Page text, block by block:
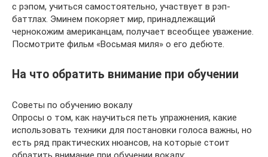
с рэпом, учиться самостоятельно, участвует в рэп-
баттлах. Эминем покоряет мир, принадлежащий
чернокожим американцам, получает всеобщее уважение.
Посмотрите фильм «Восьмая миля» о его дебюте.
На что обратить внимание при обучении
Советы по обучению вокалу
Опросы о том, как научиться петь упражнения, какие
использовать техники для постановки голоса важны, но
есть ряд практических нюансов, на которые стоит